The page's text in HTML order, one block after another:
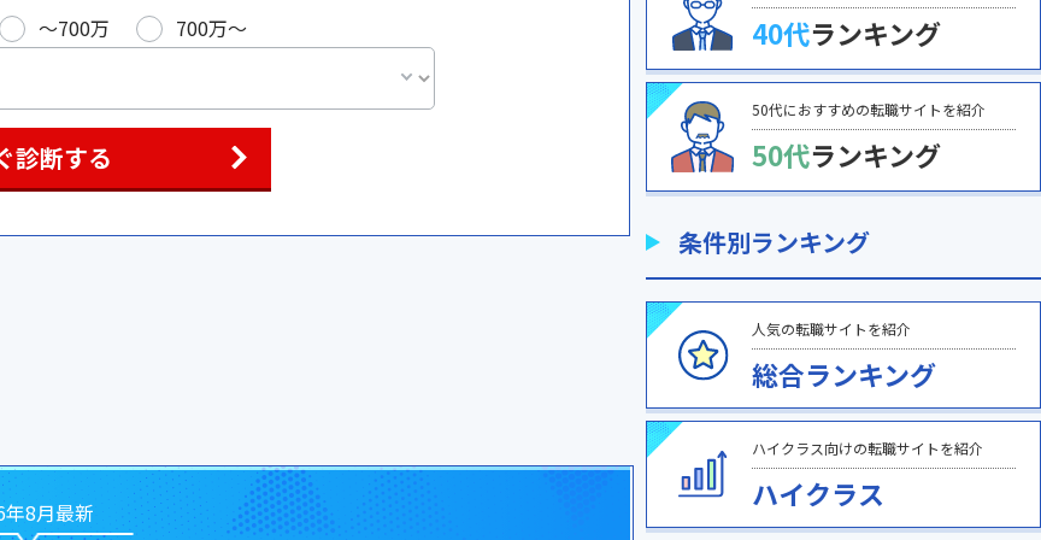
〜700万 700万〜
診断する
年8月最新
40代ランキング
50代におすすめの転職サイトを紹介
50代ランキング
条件別ランキング
人気の転職サイトを紹介
総合ランキング
ハイクラス向けの転職サイトを紹介
ハイクラス